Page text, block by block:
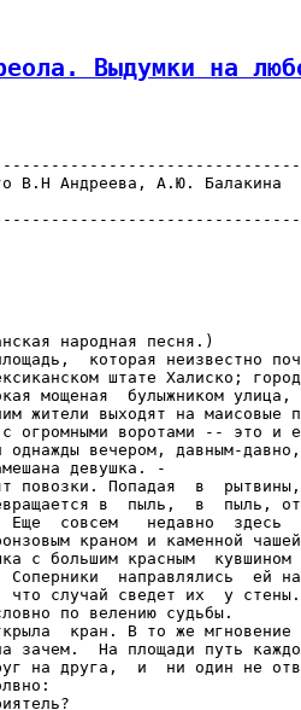
Выдумки на
В.Н Андреева, А.Ю. Балакина
народная песня.)
которая неизвестно
штате Халиско;
мощеная  булыжником улица,
жители выходят на маисовые
огромными воротами -- это и
вечером, давным-давно,
девушка. -
повозки. Попадая  в
в  пыль,  в  пыль,
совсем   недавно  здесь
краном и каменной
с большим красным  кувшином
направлялись  ей
что случай сведет их  у
по велению судьбы.
кран. В то же мгновение
зачем.  На площади путь
на друга,  и  ни один не